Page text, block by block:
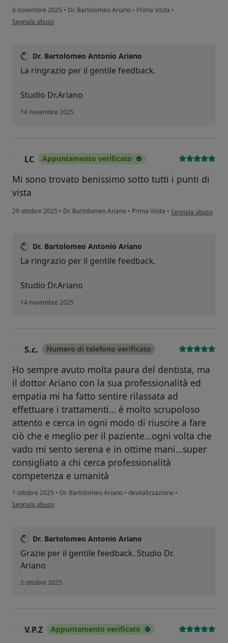
6 novembre 2025 • Dr. Bartolomeo Ariano • Prima Visita •
secondo l'opinione dell'utente C.F
Segnala abuso
Dr. Bartolomeo Antonio Ariano
La ringrazio per il gentile feedback.
Studio Dr.Ariano
14 novembre 2025
LC Appuntamento verificato
Mi sono trovato benissimo sotto tutti i punti di
vista
29 ottobre 2025 • Dr. Bartolomeo Ariano • Prima Visita • secondo l'opinione
Segnala abuso
Dr. Bartolomeo Antonio Ariano
La ringrazio per il gentile feedback.
Studio Dr.Ariano
14 novembre 2025
S.c. Numero di telefono verificato
Ho sempre avuto molta paura del dentista, ma
il dottor Ariano con la sua professionalità ed
empatia mi ha fatto sentire rilassata ad
effettuare i trattamenti… è molto scrupoloso
attento e cerca in ogni modo di riuscire a fare
ciò che e meglio per il paziente…ogni volta che
vado mi sento serena e in ottime mani…super
consigliato a chi cerca professionalità
competenza e umanità
1 ottobre 2025 • Dr. Bartolomeo Ariano • devitalizzazione •
secondo l'opinione dell'utente S.c.
Segnala abuso
Dr. Bartolomeo Antonio Ariano
Grazie per il gentile feedback. Studio Dr.
Ariano
2 ottobre 2025
V.P.Z Appuntamento verificato